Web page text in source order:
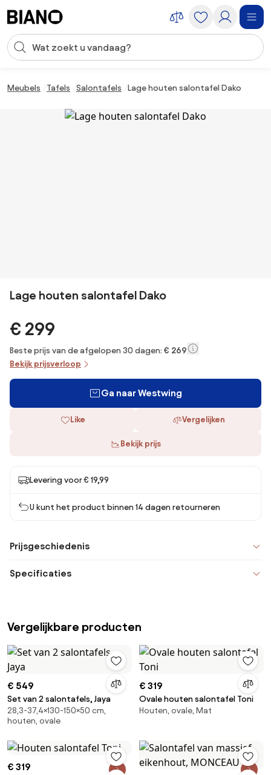
Zoekopdracht invoeren
Meubels Tafels Salontafels Lage houten salontafel Dako
Lage houten salontafel Dako
€ 299
Beste prijs van de afgelopen 30 dagen: € 269
Bekijk prijsverloop
Ga naar Westwing
Like Vergelijken
Bekijk prijs
Levering voor € 19,99
U kunt het product binnen 14 dagen retourneren
Prijsgeschiedenis
Specificaties
Vergelijkbare producten
€ 549
Set van 2 salontafels, Jaya
28,3-37,4×130-150×50 cm,
houten, ovale
€ 319
Ovale houten salontafel Toni
Houten, ovale, Mat
€ 319